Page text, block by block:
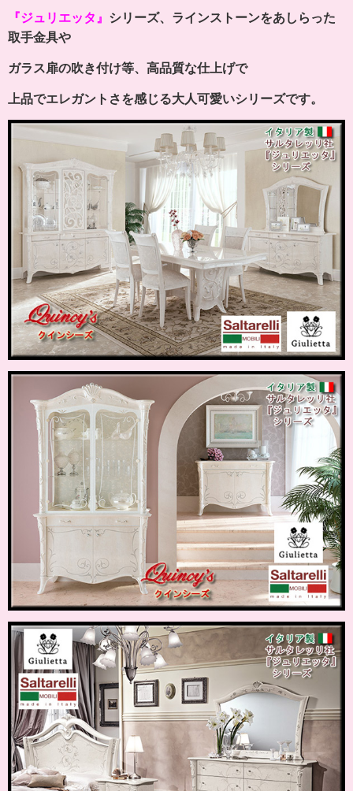
『ジュリエッタ』 シリーズ、ラインストーンをあしらった
取手金具や
ガラス扉の吹き付け等、高品質な仕上げで
上品でエレガントさを感じる大人可愛いシリーズです。